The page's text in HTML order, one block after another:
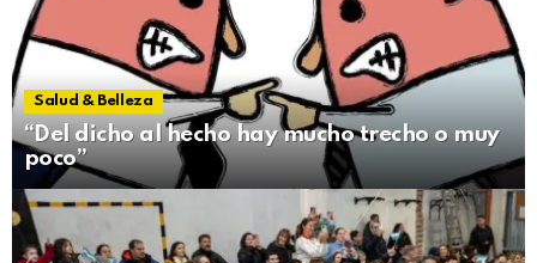
Salud & Belleza
“Del dicho al hecho hay mucho trecho o muy
poco”